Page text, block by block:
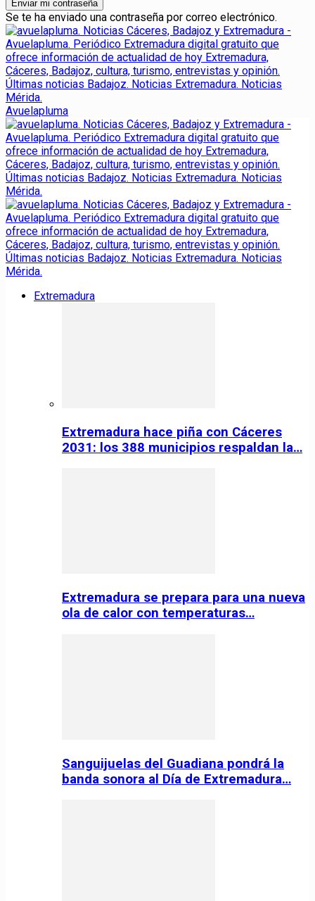
Se te ha enviado una contraseña por correo electrónico.
Avuelapluma
Extremadura
Extremadura hace piña con Cáceres
2031: los 388 municipios respaldan la…
Extremadura se prepara para una nueva
ola de calor con temperaturas…
Sanguijuelas del Guadiana pondrá la
banda sonora al Día de Extremadura…